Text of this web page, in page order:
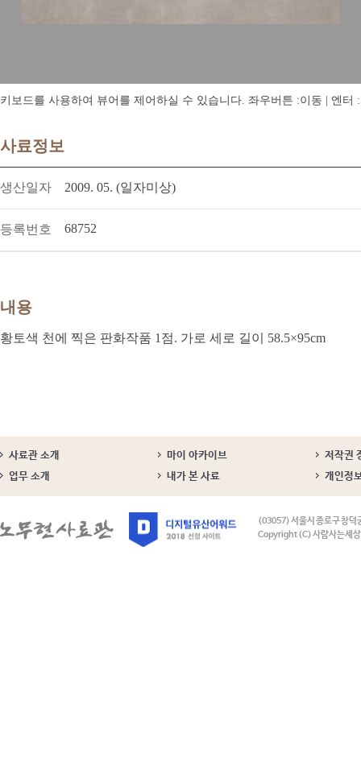
키보드를 사용하여 뷰어를 제어하실 수 있습니다. 좌우버튼 :이동 | 엔터
사료정보
생산일자 2009. 05. (일자미상)
등록번호 68752
내용
황토색 천에 찍은 판화작품 1점. 가로 세로 길이 58.5×95cm
사료관 소개 마이 아카이브
저작권
업무 소개
내가 본 사료 개인정
(03057) 서울시 종로구 창덕
Copyright (C) 사람사는세